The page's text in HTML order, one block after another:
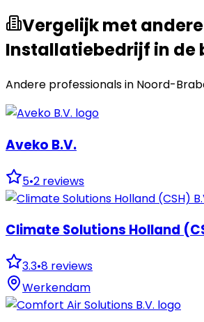
Vergelijk met andere
Installatiebedrijf in de
Andere professionals in Noord-
Aveko B.V.
5•2 reviews
Climate Solutions Holland
3.3•8 reviews
Werkendam